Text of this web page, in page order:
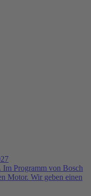
Im Programm von Bosch
Motor. Wir geben einen